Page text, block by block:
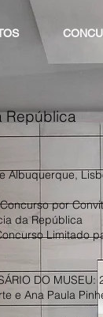
República
Albuquerque,
por
da República
Limitado
DO MUSEU:
e Ana Paula